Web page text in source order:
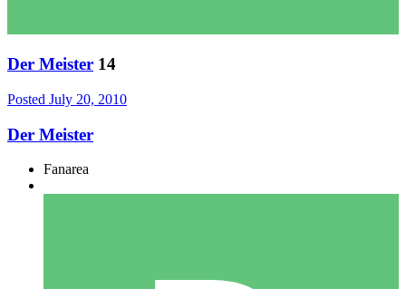
Der Meister 14
Posted July 20, 2010
Der Meister
Fanarea